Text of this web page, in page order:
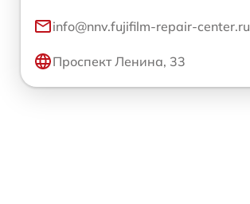
info@nnv.fujifilm-repair-center.ru
Проспект Ленина, 33